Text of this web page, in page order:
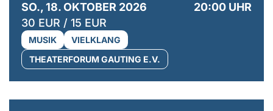
SO., 18. OKTOBER 2026
20:00 UHR
30 EUR / 15 EUR
MUSIK
VIELKLANG
THEATERFORUM GAUTING E.V.